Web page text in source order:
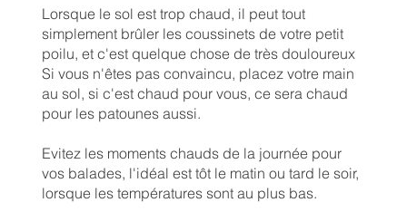
Lorsque le sol est trop chaud, il peut tout
simplement brûler les coussinets de votre petit
poilu, et c'est quelque chose de très douloureux
Si vous n'êtes pas convaincu, placez votre main
au sol, si c'est chaud pour vous, ce sera chaud
pour les patounes aussi.
Evitez les moments chauds de la journée pour
vos balades, l'idéal est tôt le matin ou tard le soir,
lorsque les températures sont au plus bas.